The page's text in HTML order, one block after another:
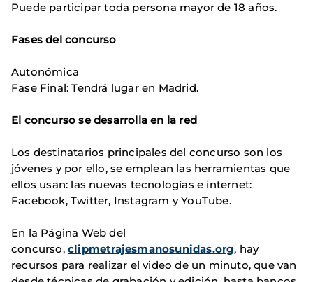
Puede participar toda persona mayor de 18 años.
Fases del concurso
Autonómica
Fase Final: Tendrá lugar en Madrid.
El concurso se desarrolla en la red
Los destinatarios principales del concurso son los
jóvenes y por ello, se emplean las herramientas que
ellos usan: las nuevas tecnologías e internet:
Facebook, Twitter, Instagram y YouTube.
En la Página Web del
concurso, clipmetrajesmanosunidas.org, hay
recursos para realizar el video de un minuto, que van